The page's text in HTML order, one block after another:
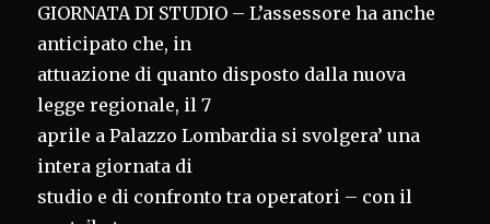
GIORNATA DI STUDIO – L’assessore ha anche
anticipato che, in
attuazione di quanto disposto dalla nuova
legge regionale, il 7
aprile a Palazzo Lombardia si svolgera’ una
intera giornata di
studio e di confronto tra operatori – con il